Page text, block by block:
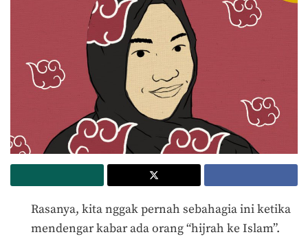
Rasanya, kita nggak pernah sebahagia ini ketika
mendengar kabar ada orang “hijrah ke Islam”.